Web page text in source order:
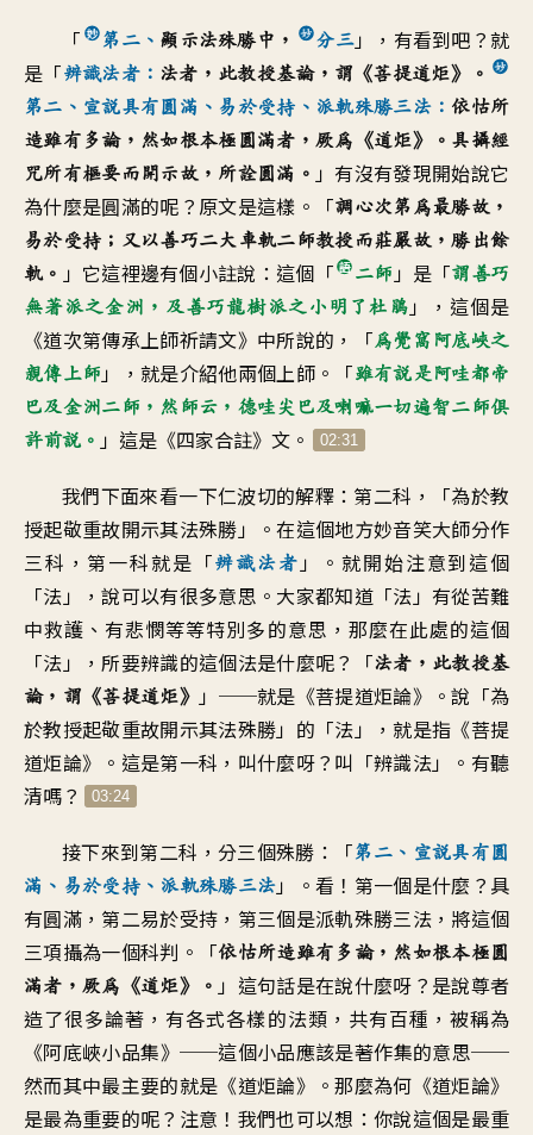
「 第二、 顯示法殊勝中， 分三」， 有看到吧？就
是「辨識法者： 法者 ， 此教授基論，謂《菩提道炬》。
第二、宣說具有圓滿、易於受持 、 派軌殊勝三法 ： 依怙所
造雖有多論， 然如根本極圓滿者 ， 厥為《道炬》。 具攝經
咒所有樞要而開示故 ， 所詮圓滿 。 」 有沒有發現開始說它
為什麼是圓滿的呢 ？ 原文是這樣 。「調心次第為最勝故，
易於受持 ； 又以善巧二大車軌二師教授而莊嚴故 ， 勝出餘
軌 。 」 它這裡邊有個小註說 ： 這個「 二師」是「謂善巧
無著派之金洲 ， 及善巧龍樹派之小明了杜鵑」， 這個是
《道次第傳承上師祈請文》中所說的 ，「為覺窩阿底峽之
親傳上師」，就是介紹他兩個上師 。「雖有說是阿哇都帝
巴及金洲二師 ， 然師云 ， 德哇尖巴及喇嘛一切遍智二師俱
許前說 。 」 這是《四家合註》文 。 02:31
我們下面來看一下仁波切的解釋 ： 第二科 ，「為於教
授起敬重故開示其法殊勝」。在這個地方妙音笑大師分作
三科 ， 第一科就是「辨識法者」。就開始注意到這個
「法」，說可以有很多意思 。 大家都知道「法」有從苦難
中救護 、 有悲憫等等特別多的意思 ， 那麼在此處的這個
「法」，所要辨識的這個法是什麼呢？「法者 ， 此教授基
論，謂《菩提道炬》 」──就是《菩提道炬論》。說「為
於教授起敬重故開示其法殊勝」的「法」，就是指《菩提
道炬論》。 這是第一科 ， 叫什麼呀？叫「辨識法」。 有聽
清嗎？ 03:24
接下來到第二科 ， 分三個殊勝 ：「第二、宣說具有圓
滿、易於受持 、 派軌殊勝三法」。看！第一個是什麼？具
有圓滿 ， 第二易於受持 ， 第三個是派軌殊勝三法 ， 將這個
三項攝為一個科判 。「依怙所造雖有多論， 然如根本極圓
滿者 ， 厥為《道炬》。 」 這句話是在說什麼呀 ？ 是說尊者
造了很多論著 ， 有各式各樣的法類 ， 共有百種 ， 被稱為
《阿底峽小品集》──這個小品應該是著作集的意思──
然而其中最主要的就是《道炬論》。那麼為何《道炬論》
是最為重要的呢？ 注意！我們也可以想 ：你說這個是最重